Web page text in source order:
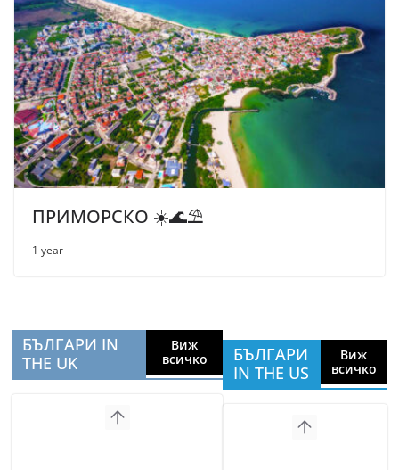
ПРИМОРСКО ☀️🌊⛱
1 year
БЪЛГАРИ IN
THE UK
Виж
всичко
БЪЛГАРИ
IN THE US
Виж
всичко